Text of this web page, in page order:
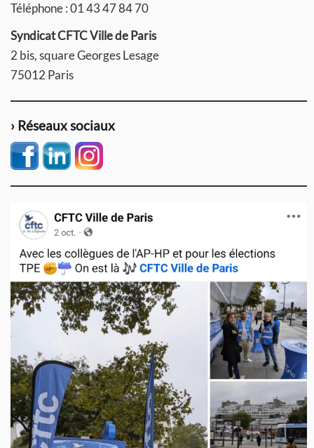
Téléphone : 01 43 47 84 70
Syndicat CFTC Ville de Paris
2 bis, square Georges Lesage
75012 Paris
› Réseaux sociaux